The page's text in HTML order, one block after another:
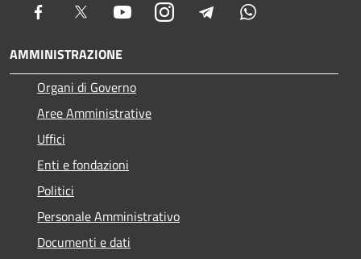
Facebook Twitter YoutubeInstagram Telegram
AMMINISTRAZIONE
Organi di Governo
Aree Amministrative
Uffici
Enti e fondazioni
Politici
Personale Amministrativo
Documenti e dati